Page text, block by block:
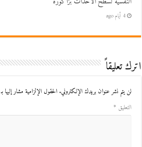
4 أيام ago
اترك تعليقاً
لن يتم نشر عنوان بريدك الإلكتروني. الحقول الإلزامية مشار إليها بـ
التعليق *